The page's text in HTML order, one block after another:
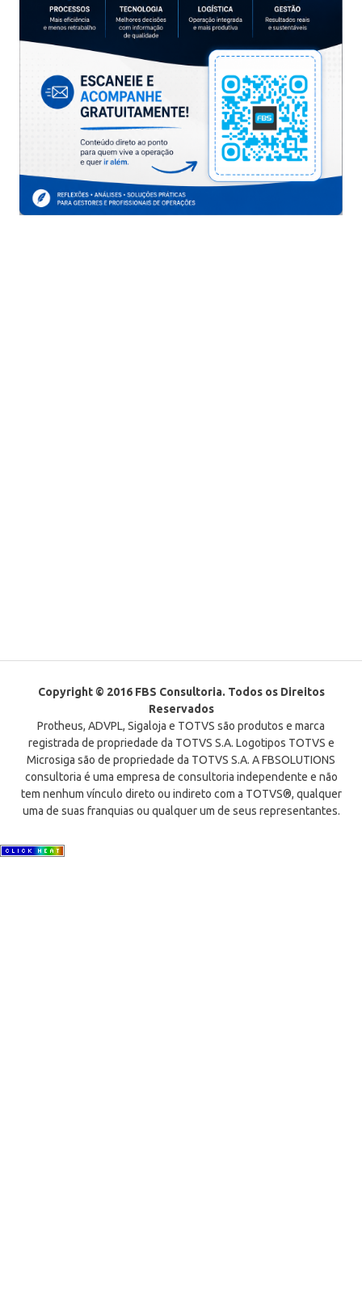
Copyright © 2016 FBS Consultoria. Todos os Direitos
Reservados
Protheus, ADVPL, Sigaloja e TOTVS são produtos e marca
registrada de propriedade da TOTVS S.A. Logotipos TOTVS e
Microsiga são de propriedade da TOTVS S.A. A FBSOLUTIONS
consultoria é uma empresa de consultoria independente e não
tem nenhum vínculo direto ou indireto com a TOTVS®, qualquer
uma de suas franquias ou qualquer um de seus representantes.